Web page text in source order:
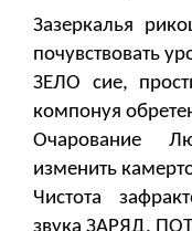
Зазеркалья
почувствовать
ЗЕЛО сие,
компонуя
Очарование
изменить
Чистота